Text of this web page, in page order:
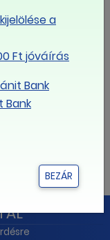
15 a
Ft jóváírás
Bank
Bank
BEZÁR